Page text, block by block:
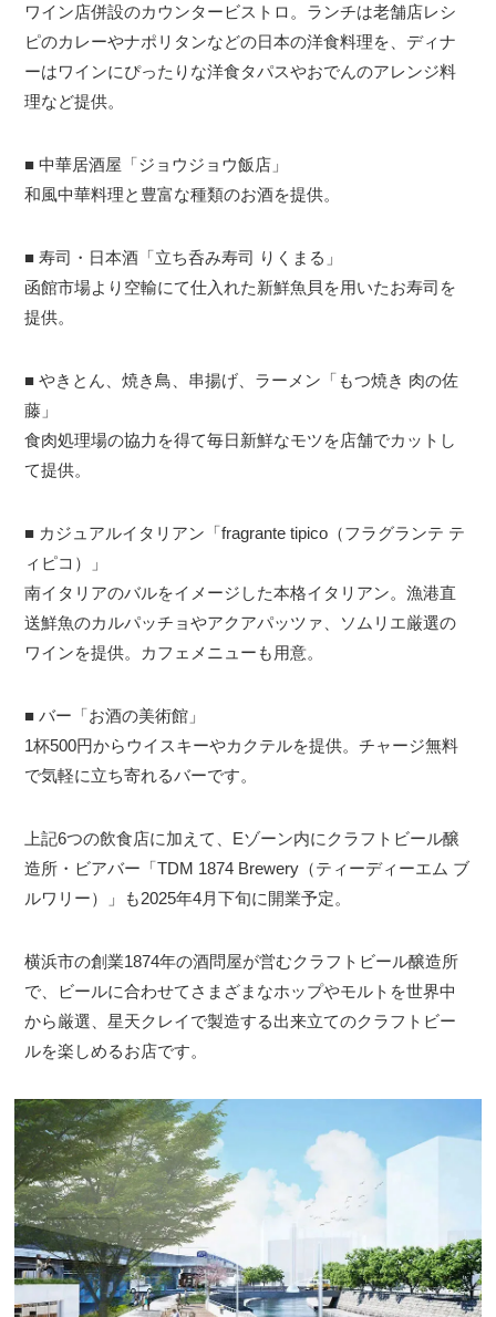
ワイン店併設のカウンタービストロ。ランチは老舗店レシ
ピのカレーやナポリタンなどの日本の洋食料理を、ディナ
ーはワインにぴったりな洋食タパスやおでんのアレンジ料
理など提供。
■ 中華居酒屋「ジョウジョウ飯店」
和風中華料理と豊富な種類のお酒を提供。
■ 寿司・日本酒「立ち呑み寿司 りくまる」
函館市場より空輸にて仕入れた新鮮魚貝を用いたお寿司を
提供。
■ やきとん、焼き鳥、串揚げ、ラーメン「もつ焼き 肉の佐
藤」
食肉処理場の協力を得て毎日新鮮なモツを店舗でカットし
て提供。
■ カジュアルイタリアン「fragrante tipico（フラグランテ テ
ィピコ）」
南イタリアのバルをイメージした本格イタリアン。漁港直
送鮮魚のカルパッチョやアクアパッツァ、ソムリエ厳選の
ワインを提供。カフェメニューも用意。
■ バー「お酒の美術館」
1杯500円からウイスキーやカクテルを提供。チャージ無料
で気軽に立ち寄れるバーです。
上記6つの飲食店に加えて、Eゾーン内にクラフトビール醸
造所・ビアバー「TDM 1874 Brewery（ティーディーエム ブ
ルワリー）」も2025年4月下旬に開業予定。
横浜市の創業1874年の酒問屋が営むクラフトビール醸造所
で、ビールに合わせてさまざまなホップやモルトを世界中
から厳選、星天クレイで製造する出来立てのクラフトビー
ルを楽しめるお店です。